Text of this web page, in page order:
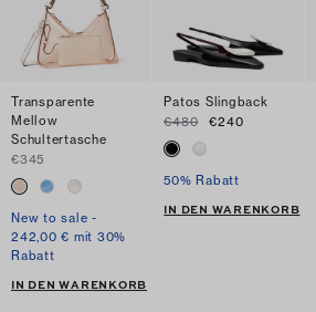
Transparente
Mellow
Schultertasche
€345
New to sale -
242,00 € mit 30%
Rabatt
IN DEN WARENKORB
Patos Slingback
€480
€240
50% Rabatt
IN DEN WARENKORB